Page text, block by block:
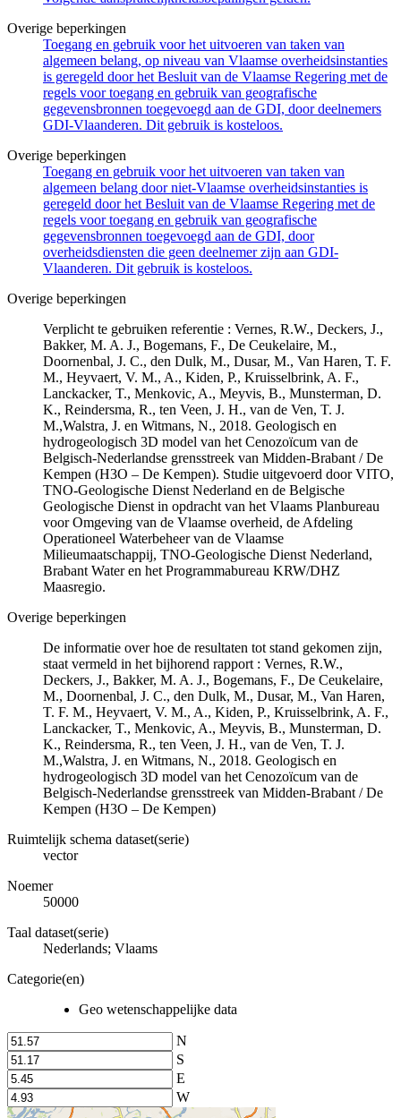
Overige beperkingen
Toegang en gebruik voor het uitvoeren van taken van
algemeen belang, op niveau van Vlaamse overheidsinstanties
is geregeld door het Besluit van de Vlaamse Regering met de
regels voor toegang en gebruik van geografische
gegevensbronnen toegevoegd aan de GDI, door deelnemers
GDI-Vlaanderen. Dit gebruik is kosteloos.
Overige beperkingen
Toegang en gebruik voor het uitvoeren van taken van
algemeen belang door niet-Vlaamse overheidsinstanties is
geregeld door het Besluit van de Vlaamse Regering met de
regels voor toegang en gebruik van geografische
gegevensbronnen toegevoegd aan de GDI, door
overheidsdiensten die geen deelnemer zijn aan GDI-
Vlaanderen. Dit gebruik is kosteloos.
Overige beperkingen
Verplicht te gebruiken referentie : Vernes, R.W., Deckers, J.,
Bakker, M. A. J., Bogemans, F., De Ceukelaire, M.,
Doornenbal, J. C., den Dulk, M., Dusar, M., Van Haren, T. F.
M., Heyvaert, V. M., A., Kiden, P., Kruisselbrink, A. F.,
Lanckacker, T., Menkovic, A., Meyvis, B., Munsterman, D.
K., Reindersma, R., ten Veen, J. H., van de Ven, T. J.
M.,Walstra, J. en Witmans, N., 2018. Geologisch en
hydrogeologisch 3D model van het Cenozoïcum van de
Belgisch-Nederlandse grensstreek van Midden-Brabant / De
Kempen (H3O – De Kempen). Studie uitgevoerd door VITO,
TNO-Geologische Dienst Nederland en de Belgische
Geologische Dienst in opdracht van het Vlaams Planbureau
voor Omgeving van de Vlaamse overheid, de Afdeling
Operationeel Waterbeheer van de Vlaamse
Milieumaatschappij, TNO-Geologische Dienst Nederland,
Brabant Water en het Programmabureau KRW/DHZ
Maasregio.
Overige beperkingen
De informatie over hoe de resultaten tot stand gekomen zijn,
staat vermeld in het bijhorend rapport : Vernes, R.W.,
Deckers, J., Bakker, M. A. J., Bogemans, F., De Ceukelaire,
M., Doornenbal, J. C., den Dulk, M., Dusar, M., Van Haren,
T. F. M., Heyvaert, V. M., A., Kiden, P., Kruisselbrink, A. F.,
Lanckacker, T., Menkovic, A., Meyvis, B., Munsterman, D.
K., Reindersma, R., ten Veen, J. H., van de Ven, T. J.
M.,Walstra, J. en Witmans, N., 2018. Geologisch en
hydrogeologisch 3D model van het Cenozoïcum van de
Belgisch-Nederlandse grensstreek van Midden-Brabant / De
Kempen (H3O – De Kempen)
Ruimtelijk schema dataset(serie)
vector
Noemer
50000
Taal dataset(serie)
Nederlands; Vlaams
Categorie(en)
Geo wetenschappelijke data
N
S
E
W